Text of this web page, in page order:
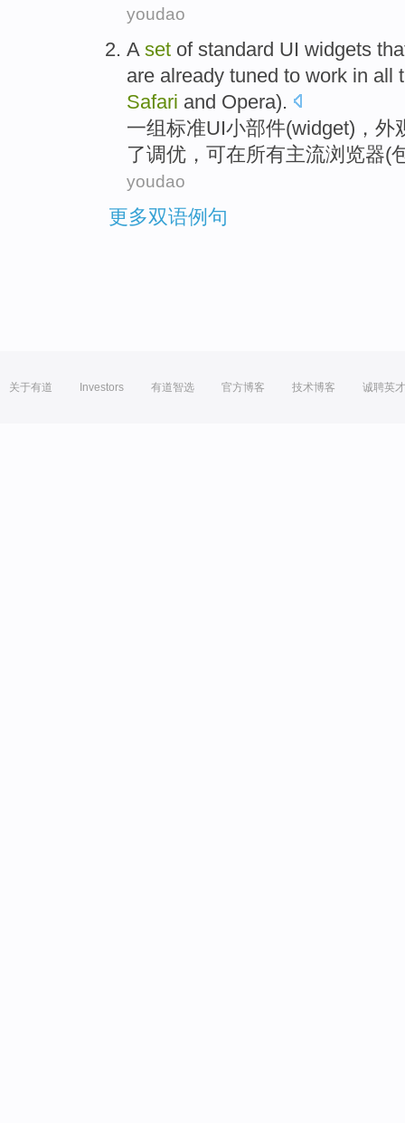
youdao
A set of standard UI widgets
are already tuned to work in all
Safari and Opera).
一组标准UI小部件(widget)， 外
了调优 ，可在所有主流浏览器(
youdao
更多双语例句
关于有道 Investors 有道智选 官方博客 技术博客 诚聘英才